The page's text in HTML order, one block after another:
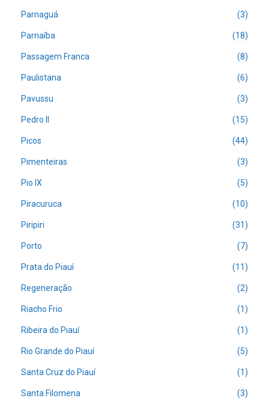
Parnaguá (3)
Parnaíba (18)
Passagem Franca (8)
Paulistana (6)
Pavussu (3)
Pedro II (15)
Picos (44)
Pimenteiras (3)
Pio IX (5)
Piracuruca (10)
Piripiri (31)
Porto (7)
Prata do Piauí (11)
Regeneração (2)
Riacho Frio (1)
Ribeira do Piauí (1)
Rio Grande do Piauí (5)
Santa Cruz do Piauí (1)
Santa Filomena (3)